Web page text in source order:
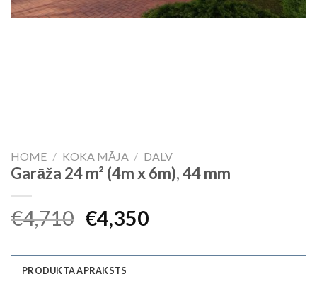
HOME / KOKA MĀJA / DALV
Garāža 24 m² (4m x 6m), 44 mm
€4,710 Original
was:
€4,710.
€4,350Current
is:
PRODUKTA APRAKSTS